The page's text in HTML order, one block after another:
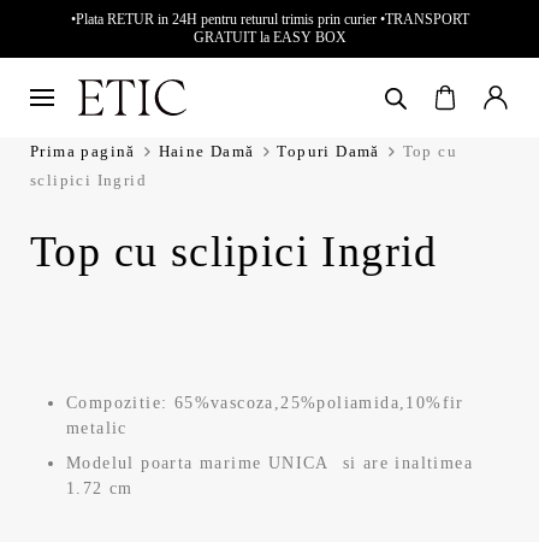
•Plata RETUR in 24H pentru returul trimis prin curier •TRANSPORT
GRATUIT la EASY BOX
Prima pagină Haine Damă Topuri Damă
Top cu
sclipici Ingrid
Top cu sclipici Ingrid
Compozitie: 65%vascoza,25%poliamida,10%fir
metalic
Modelul poarta marime UNICA si are inaltimea
1.72 cm